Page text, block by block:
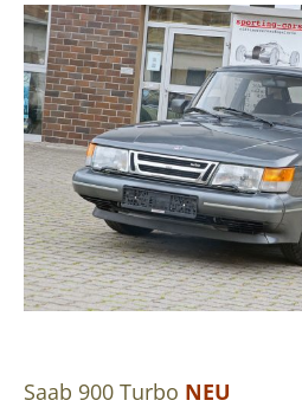
Saab 900 Turbo NEU